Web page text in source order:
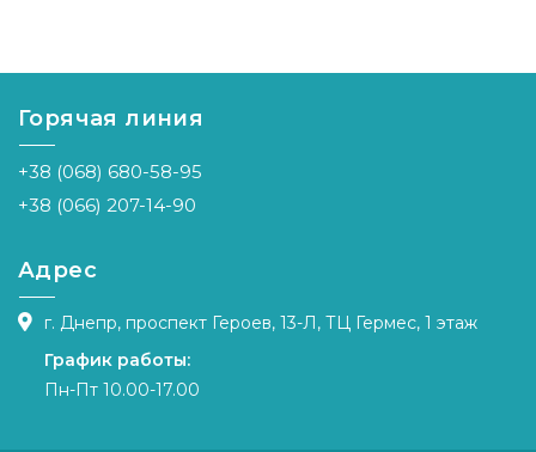
Горячая линия
+38 (068) 680-58-95
+38 (066) 207-14-90
Адрес
г. Днепр, проспект Героев, 13-Л, ТЦ Гермес, 1 этаж
График работы:
Пн-Пт 10.00-17.00